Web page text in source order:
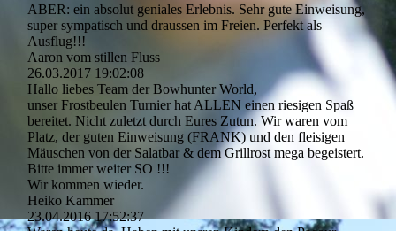
ABER: ein absolut geniales Erlebnis. Sehr gute Einweisung,
super sympatisch und draussen im Freien. Perfekt als
Ausflug!!!
Aaron vom stillen Fluss
26.03.2017 19:02:08
Hallo liebes Team der Bowhunter World,
unser Frostbeulen Turnier hat ALLEN einen riesigen Spaß
bereitet. Nicht zuletzt durch Eures Zutun. Wir waren vom
Platz, der guten Einweisung (FRANK) und den fleisigen
Mäuschen von der Salatbar & dem Grillrost mega begeistert.
Bitte immer weiter SO !!!
Wir kommen wieder.
Heiko Kammer
23.04.2016 17:52:37